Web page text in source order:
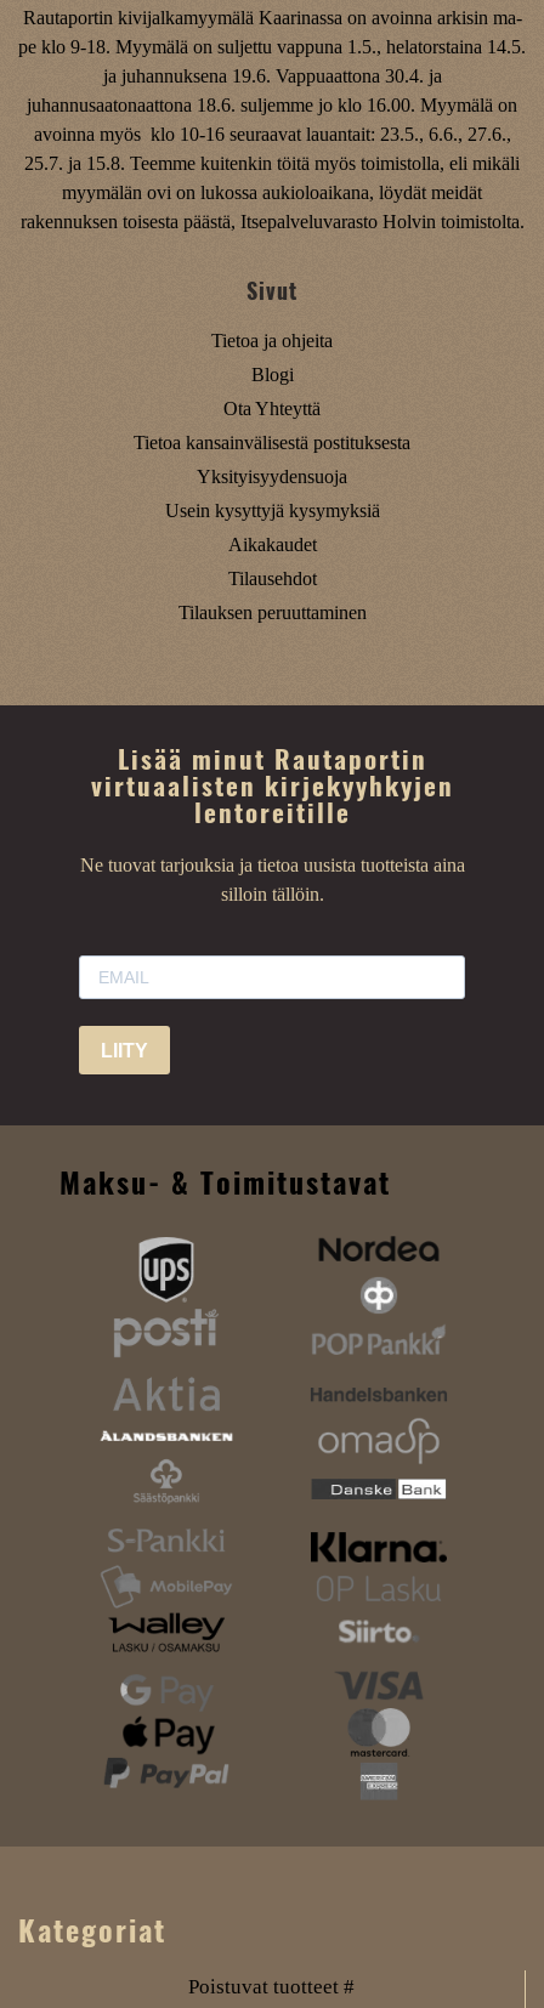
Rautaportin kivijalkamyymälä Kaarinassa on avoinna arkisin ma-
pe klo 9-18. Myymälä on suljettu vappuna 1.5., helatorstaina 14.5.
ja juhannuksena 19.6. Vappuaattona 30.4. ja
juhannusaatonaattona 18.6. suljemme jo klo 16.00. Myymälä on
avoinna myös klo 10-16 seuraavat lauantait: 23.5., 6.6., 27.6.,
25.7. ja 15.8. Teemme kuitenkin töitä myös toimistolla, eli mikäli
myymälän ovi on lukossa aukioloaikana, löydät meidät
rakennuksen toisesta päästä, Itsepalveluvarasto Holvin toimistolta.
Sivut
Tietoa ja ohjeita
Blogi
Ota Yhteyttä
Tietoa kansainvälisestä postituksesta
Yksityisyydensuoja
Usein kysyttyjä kysymyksiä
Aikakaudet
Tilausehdot
Tilauksen peruuttaminen
Lisää minut Rautaportin
virtuaalisten kirjekyyhkyjen
lentoreitille
Ne tuovat tarjouksia ja tietoa uusista tuotteista aina
silloin tällöin.
LIITY
Maksu- & Toimitustavat
Kategoriat
Poistuvat tuotteet #